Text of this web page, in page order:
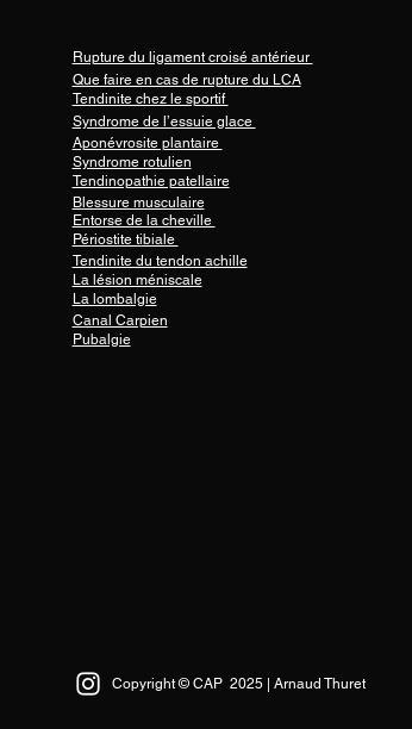
Rupture du ligament croisé antérieur
Que faire en cas de rupture du LCA
Tendinite chez le sportif
Syndrome de l’essuie glace
Aponévrosite plantaire
Syndrome rotulien
Tendinopathie patellaire
Blessure musculaire
Entorse de la cheville
Périostite tibiale
Tendinite du tendon achille
La lésion méniscale
La lombalgie
Canal Carpien
Pubalgie
Copyright © CAP 2025 | Arnaud Thuret